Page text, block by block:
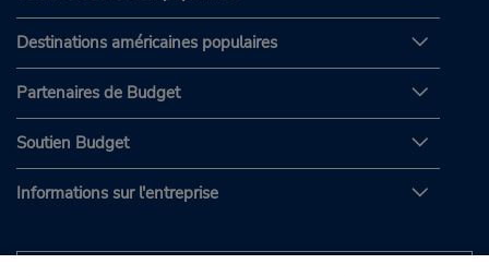
Destinations américaines populaires
Partenaires de Budget
Soutien Budget
Informations sur l'entreprise